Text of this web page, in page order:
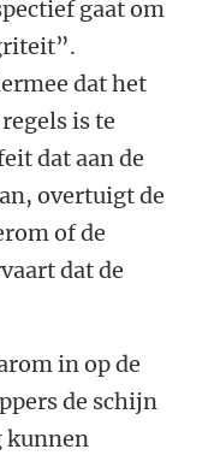
gaat om
dat het
is te
dat aan de
overtuigt de
of de
dat de
in op de
de schijn
kunnen